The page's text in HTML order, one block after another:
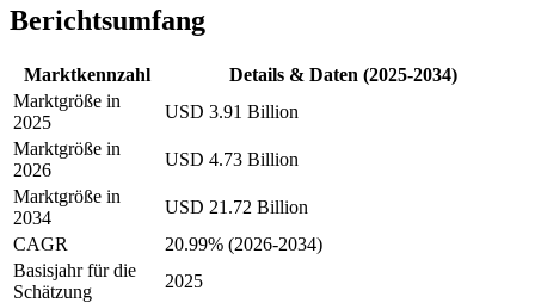
Berichtsumfang
Marktkennzahl
Details & Daten (2025-2034)
Marktgröße in
2025
USD 3.91 Billion
Marktgröße in
2026
USD 4.73 Billion
Marktgröße in
2034
USD 21.72 Billion
CAGR
20.99% (2026-2034)
Basisjahr für die
Schätzung
2025